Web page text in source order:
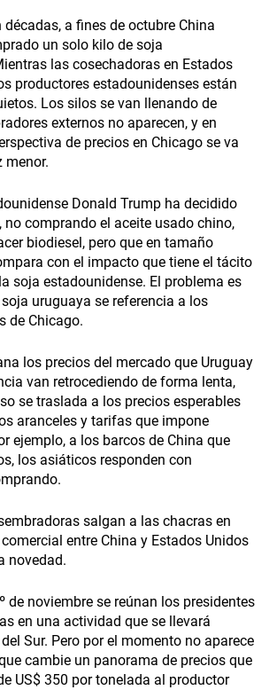
décadas, a fines de octubre China
un solo kilo de soja
las cosechadoras en Estados
productores estadounidenses están
Los silos se van llenando de
externos no aparecen, y en
de precios en Chicago se va
menor.
Donald Trump ha decidido
no comprando el aceite usado chino,
biodiesel, pero que en tamaño
con el impacto que tiene el tácito
soja estadounidense. El problema es
uruguaya se referencia a los
de Chicago.
los precios del mercado que Uruguay
van retrocediendo de forma lenta,
se traslada a los precios esperables
aranceles y tarifas que impone
ejemplo, a los barcos de China que
los asiáticos responden con
salgan a las chacras en
entre China y Estados Unidos
novedad.
de noviembre se reúnan los presidentes
en una actividad que se llevará
Sur. Pero por el momento no aparece
cambie un panorama de precios que
US$ 350 por tonelada al productor